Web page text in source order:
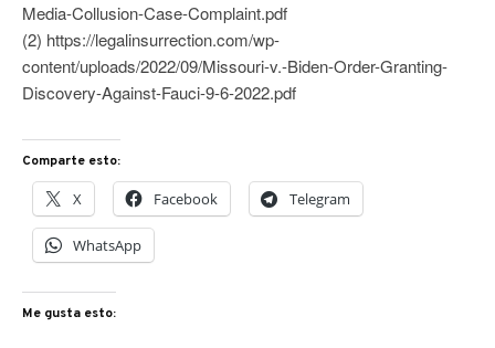
Media-Collusion-Case-Complaint.pdf
(2) https://legalinsurrection.com/wp-
content/uploads/2022/09/Missouri-v.-Biden-Order-Granting-
Discovery-Against-Fauci-9-6-2022.pdf
Comparte esto:
X Facebook Telegram
WhatsApp
Me gusta esto: